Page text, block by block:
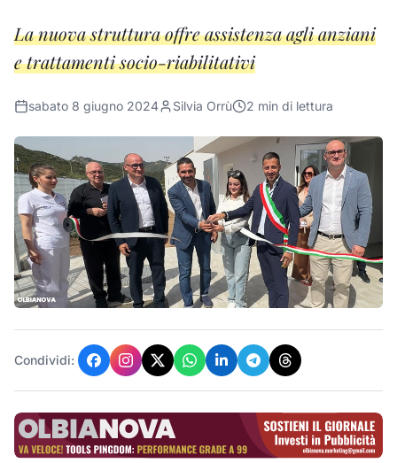
La nuova struttura offre assistenza agli anziani
e trattamenti socio-riabilitativi
sabato 8 giugno 2024 Silvia Orrù 2 min di lettura
Condividi: